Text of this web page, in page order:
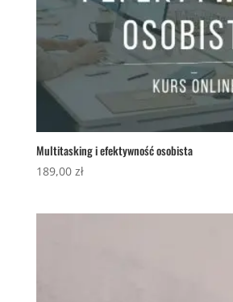
Multitasking i efektywność osobista
189,00 zł